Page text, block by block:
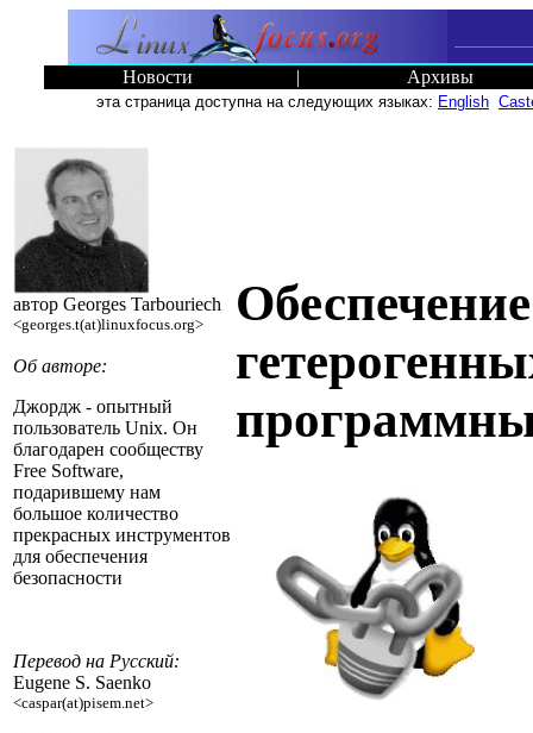
Новости | Архивы
эта страница доступна на следующих языках: English
автор Georges Tarbouriech
<georges.t(at)linuxfocus.org>
Об авторе:
Джордж - опытный
пользователь Unix. Он
благодарен сообществу
Free Software,
подарившему нам
большое количество
прекрасных инструментов
для обеспечения
безопасности
Перевод на Русский:
Eugene S. Saenko
<caspar(at)pisem.net>